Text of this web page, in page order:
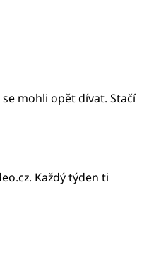
mohli opět dívat. Stačí
Každý týden ti